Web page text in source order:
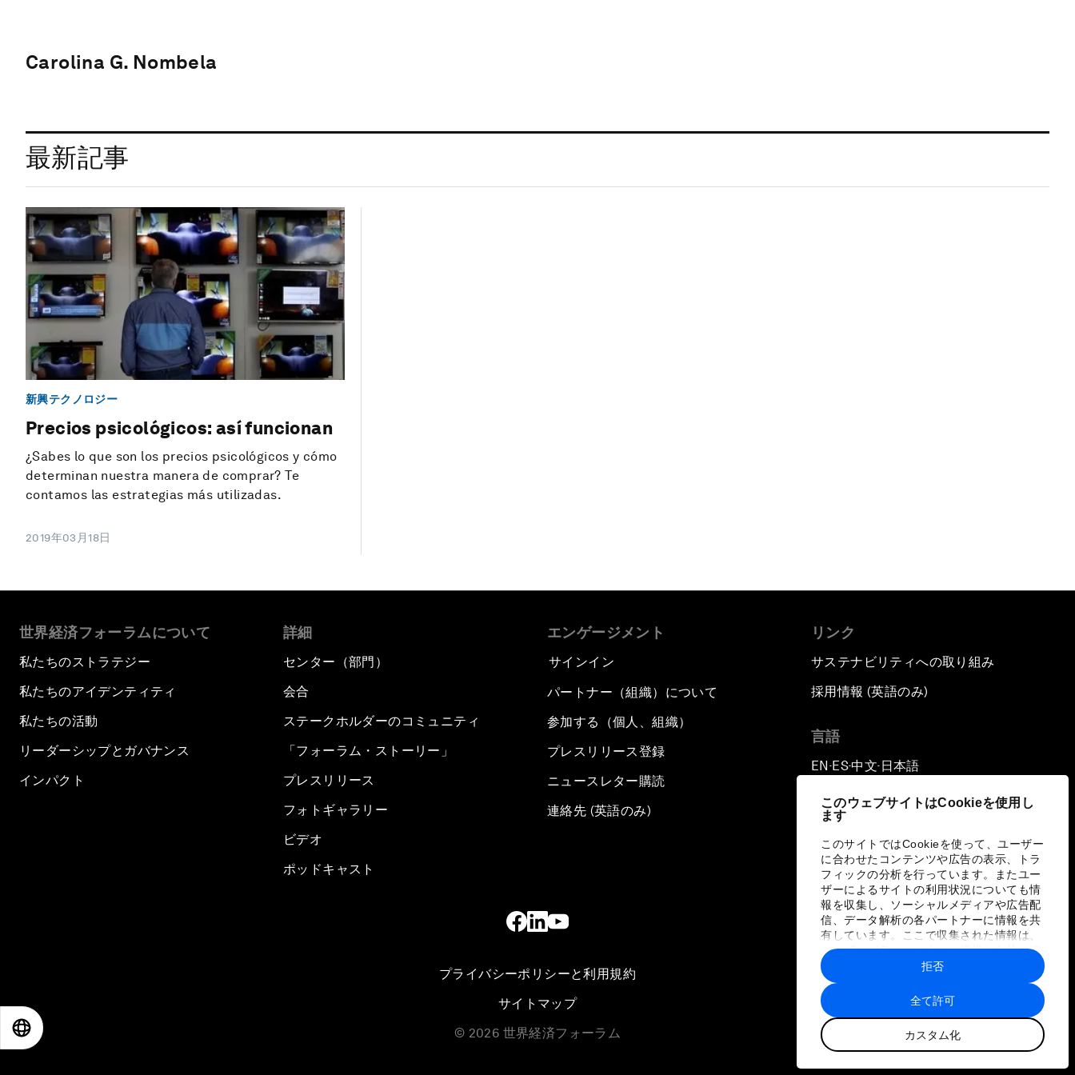
このウェブサイトはCookieを使用し
ます
このサイトではCookieを使って、ユーザー
に合わせたコンテンツや広告の表示、トラ
フィックの分析を行っています。またユー
ザーによるサイトの利用状況についても情
報を収集し、ソーシャルメディアや広告配
信、データ解析の各パートナーに情報を共
有しています。ここで収集された情報は、
ユーザーが各パートナーに提供した他の情
報や各パートナーのサービスを使用した際
に収集された情報と組み合わされ、各パー
トナーによって使用されることがありま
す。
全て許可
カスタム化
拒否
Carolina G. Nombela
最新記事
新興テクノロジー
Precios psicológicos: así funcionan
¿Sabes lo que son los precios psicológicos y cómo
determinan nuestra manera de comprar? Te
contamos las estrategias más utilizadas.
2019年03月18日
世界経済フォーラムについて
私たちのストラテジー
私たちのアイデンティティ
私たちの活動
リーダーシップとガバナンス
インパクト
詳細
センター（部門）
会合
ステークホルダーのコミュニティ
「フォーラム・ストーリー」
プレスリリース
フォトギャラリー
ビデオ
ポッドキャスト
エンゲージメント
サインイン
パートナー（組織）について
参加する（個人、組織）
プレスリリース登録
ニュースレター購読
連絡先 (英語のみ)
リンク
サステナビリティへの取り組み
採用情報 (英語のみ)
言語
EN ▪ ES▪中文▪ 日本語
プライバシーポリシーと利用規約
サイトマップ
© 2026 世界経済フォーラム